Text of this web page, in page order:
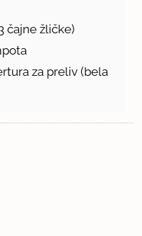
čajne žličke)
za preliv (bela